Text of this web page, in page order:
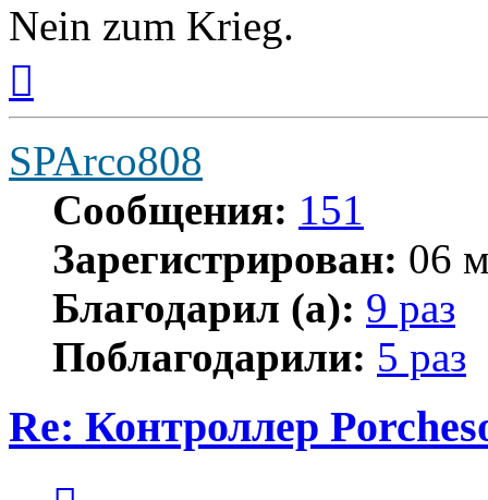
Nein zum Krieg.
началу
SPArco808
Сообщения: 151
Зарегистрирован: 06
Благодарил (а): 9 раз
Поблагодарили: 5 раз
Re: Контроллер